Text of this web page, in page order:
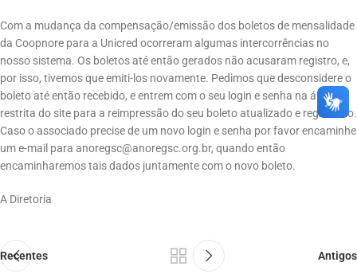
Com a mudança da compensação/emissão dos boletos de mensalidade
da Coopnore para a Unicred ocorreram algumas intercorrências no
nosso sistema. Os boletos até então gerados não acusaram registro, e,
por isso, tivemos que emiti-los novamente. Pedimos que desconsidere o
boleto até então recebido, e entrem com o seu login e senha na área
restrita do site para a reimpressão do seu boleto atualizado e registrado.
Caso o associado precise de um novo login e senha por favor encaminhe
um e-mail para anoregsc@anoregsc.org.br, quando então
encaminharemos tais dados juntamente com o novo boleto.
A Diretoria
Recentes Antigos